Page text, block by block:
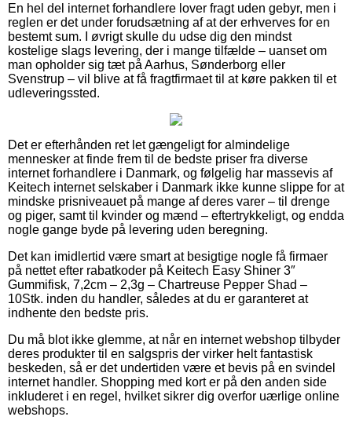
En hel del internet forhandlere lover fragt uden gebyr, men i
reglen er det under forudsætning af at der erhverves for en
bestemt sum. I øvrigt skulle du udse dig den mindst
kostelige slags levering, der i mange tilfælde – uanset om
man opholder sig tæt på Aarhus, Sønderborg eller
Svenstrup – vil blive at få fragtfirmaet til at køre pakken til et
udleveringssted.
Det er efterhånden ret let gængeligt for almindelige
mennesker at finde frem til de bedste priser fra diverse
internet forhandlere i Danmark, og følgelig har massevis af
Keitech internet selskaber i Danmark ikke kunne slippe for at
mindske prisniveauet på mange af deres varer – til drenge
og piger, samt til kvinder og mænd – eftertrykkeligt, og endda
nogle gange byde på levering uden beregning.
Det kan imidlertid være smart at besigtige nogle få firmaer
på nettet efter rabatkoder på Keitech Easy Shiner 3″
Gummifisk, 7,2cm – 2,3g – Chartreuse Pepper Shad –
10Stk. inden du handler, således at du er garanteret at
indhente den bedste pris.
Du må blot ikke glemme, at når en internet webshop tilbyder
deres produkter til en salgspris der virker helt fantastisk
beskeden, så er det undertiden være et bevis på en svindel
internet handler. Shopping med kort er på den anden side
inkluderet i en regel, hvilket sikrer dig overfor uærlige online
webshops.